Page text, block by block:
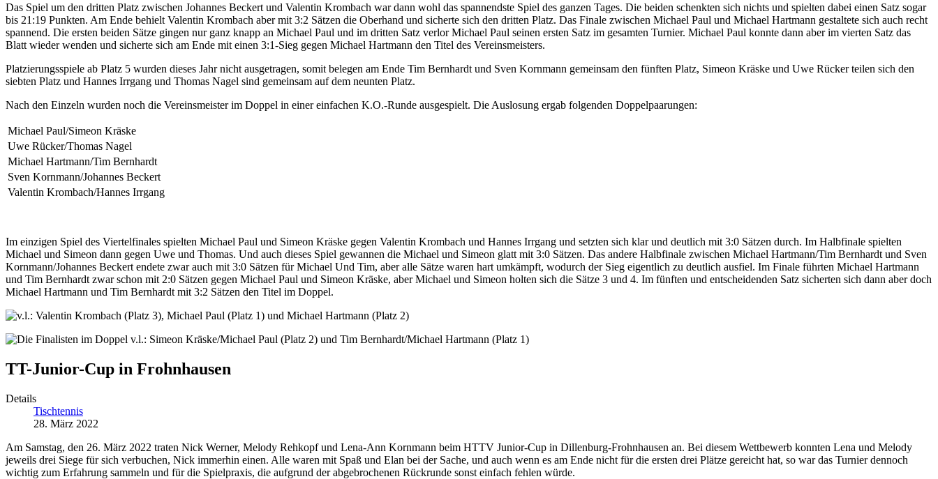
Das Spiel um den dritten Platz zwischen Johannes Beckert und Valentin Krombach war dann wohl das spannendste Spiel des ganzen Tages. Die beiden schenkten sich nichts und spielten dabei einen Satz sogar
bis 21:19 Punkten. Am Ende behielt Valentin Krombach aber mit 3:2 Sätzen die Oberhand und sicherte sich den dritten Platz. Das Finale zwischen Michael Paul und Michael Hartmann gestaltete sich auch recht
spannend. Die ersten beiden Sätze gingen nur ganz knapp an Michael Paul und im dritten Satz verlor Michael Paul seinen ersten Satz im gesamten Turnier. Michael Paul konnte dann aber im vierten Satz das
Blatt wieder wenden und sicherte sich am Ende mit einen 3:1-Sieg gegen Michael Hartmann den Titel des Vereinsmeisters.
Platzierungsspiele ab Platz 5 wurden dieses Jahr nicht ausgetragen, somit belegen am Ende Tim Bernhardt und Sven Kornmann gemeinsam den fünften Platz, Simeon Kräske und Uwe Rücker teilen sich den
siebten Platz und Hannes Irrgang und Thomas Nagel sind gemeinsam auf dem neunten Platz.
Nach den Einzeln wurden noch die Vereinsmeister im Doppel in einer einfachen K.O.-Runde ausgespielt. Die Auslosung ergab folgenden Doppelpaarungen:
Michael Paul/Simeon Kräske
Uwe Rücker/Thomas Nagel
Michael Hartmann/Tim Bernhardt
Sven Kornmann/Johannes Beckert
Valentin Krombach/Hannes Irrgang
Im einzigen Spiel des Viertelfinales spielten Michael Paul und Simeon Kräske gegen Valentin Krombach und Hannes Irrgang und setzten sich klar und deutlich mit 3:0 Sätzen durch. Im Halbfinale spielten
Michael und Simeon dann gegen Uwe und Thomas. Und auch dieses Spiel gewannen die Michael und Simeon glatt mit 3:0 Sätzen. Das andere Halbfinale zwischen Michael Hartmann/Tim Bernhardt und Sven
Kornmann/Johannes Beckert endete zwar auch mit 3:0 Sätzen für Michael Und Tim, aber alle Sätze waren hart umkämpft, wodurch der Sieg eigentlich zu deutlich ausfiel. Im Finale führten Michael Hartmann
und Tim Bernhardt zwar schon mit 2:0 Sätzen gegen Michael Paul und Simeon Kräske, aber Michael und Simeon holten sich die Sätze 3 und 4. Im fünften und entscheidenden Satz sicherten sich dann aber doch
Michael Hartmann und Tim Bernhardt mit 3:2 Sätzen den Titel im Doppel.
TT-Junior-Cup in Frohnhausen
Details
Tischtennis
28. März 2022
Am Samstag, den 26. März 2022 traten Nick Werner, Melody Rehkopf und Lena-Ann Kornmann beim HTTV Junior-Cup in Dillenburg-Frohnhausen an. Bei diesem Wettbewerb konnten Lena und Melody
jeweils drei Siege für sich verbuchen, Nick immerhin einen. Alle waren mit Spaß und Elan bei der Sache, und auch wenn es am Ende nicht für die ersten drei Plätze gereicht hat, so war das Turnier dennoch
wichtig zum Erfahrung sammeln und für die Spielpraxis, die aufgrund der abgebrochenen Rückrunde sonst einfach fehlen würde.